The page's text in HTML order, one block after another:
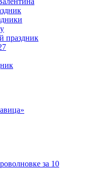
праздник
за 10